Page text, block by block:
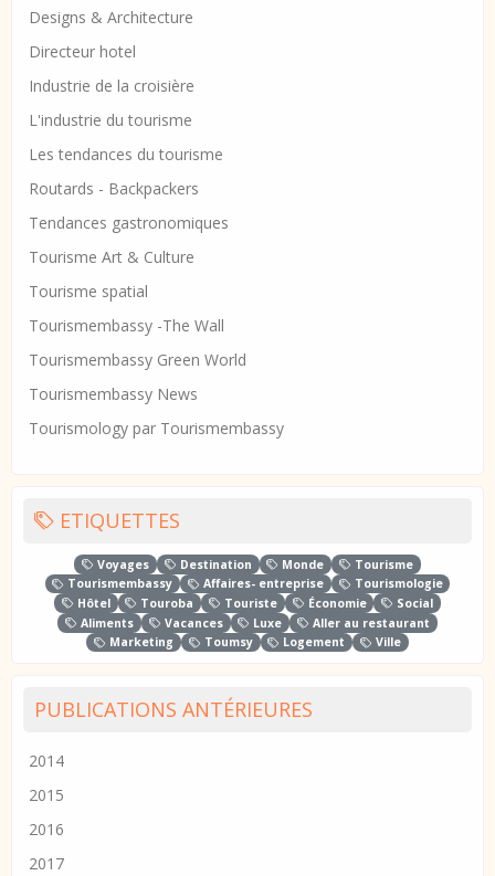
Designs & Architecture
Directeur hotel
Industrie de la croisière
L'industrie du tourisme
Les tendances du tourisme
Routards - Backpackers
Tendances gastronomiques
Tourisme Art & Culture
Tourisme spatial
Tourismembassy -The Wall
Tourismembassy Green World
Tourismembassy News
Tourismology par Tourismembassy
ETIQUETTES
Voyages Destination Monde
Tourisme
Tourismembassy
Affaires- entreprise
Tourismologie
Hôtel
Touroba Touriste Économie
Social
Aliments
Vacances Luxe
Aller au restaurant
Marketing
Toumsy Logement Ville
PUBLICATIONS ANTÉRIEURES
2014
2015
2016
2017